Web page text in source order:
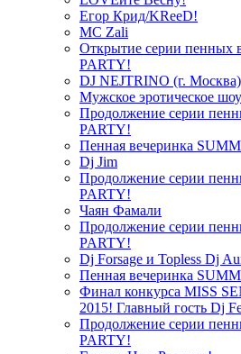
Егор Крид/KReeD!
MC Zali
Открытие серии пенных
PARTY!
DJ NEJTRINO (г. Москва)
Мужское эротическое
Продолжение серии
PARTY!
Пенная вечеринка
Dj Jim
Продолжение серии
PARTY!
Чаян Фамали
Продолжение серии
PARTY!
Dj Forsage и Topless Dj
Пенная вечеринка
Финал конкурса MISS
2015! Главный гость Dj
Продолжение серии
PARTY!